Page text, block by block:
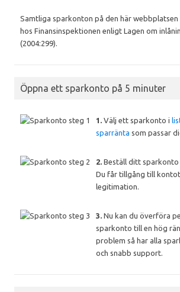
Samtliga sparkonton på den här
hos Finansinspektionen enligt Lagen om
(2004:299).
Öppna ett sparkonto på 5 minuter
1. Välj ett sparkonto i
sparränta som passar
2. Beställ ditt
Du får tillgång till
legitimation.
3. Nu kan du överföra
sparkonto till en hög
problem så har alla
och snabb support.